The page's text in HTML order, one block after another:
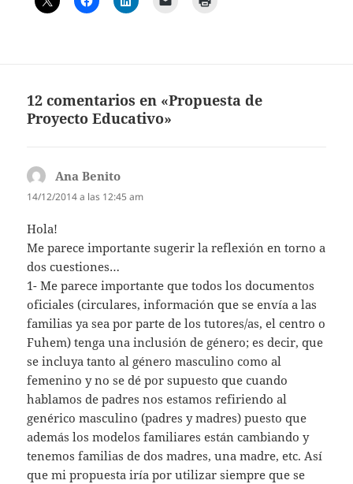
12 comentarios en «Propuesta de
Proyecto Educativo»
Ana Benito
14/12/2014 a las 12:45 am
Hola!
Me parece importante sugerir la reflexión en torno a
dos cuestiones…
1- Me parece importante que todos los documentos
oficiales (circulares, información que se envía a las
familias ya sea por parte de los tutores/as, el centro o
Fuhem) tenga una inclusión de género; es decir, que
se incluya tanto al género masculino como al
femenino y no se dé por supuesto que cuando
hablamos de padres nos estamos refiriendo al
genérico masculino (padres y madres) puesto que
además los modelos familiares están cambiando y
tenemos familias de dos madres, una madre, etc. Así
que mi propuesta iría por utilizar siempre que se